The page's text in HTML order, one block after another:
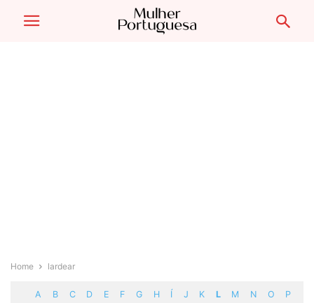
Home lardear
A B C D E F G H Í J K L M N O P